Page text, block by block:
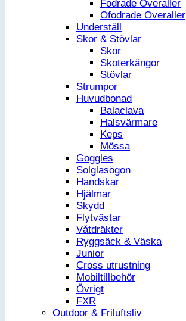
Fodrade Overaller
Ofodrade Overaller
Underställ
Skor & Stövlar
Skor
Skoterkängor
Stövlar
Strumpor
Huvudbonad
Balaclava
Halsvärmare
Keps
Mössa
Goggles
Solglasögon
Handskar
Hjälmar
Skydd
Flytvästar
Våtdräkter
Ryggsäck & Väska
Junior
Cross utrustning
Mobiltillbehör
Övrigt
FXR
Outdoor & Friluftsliv